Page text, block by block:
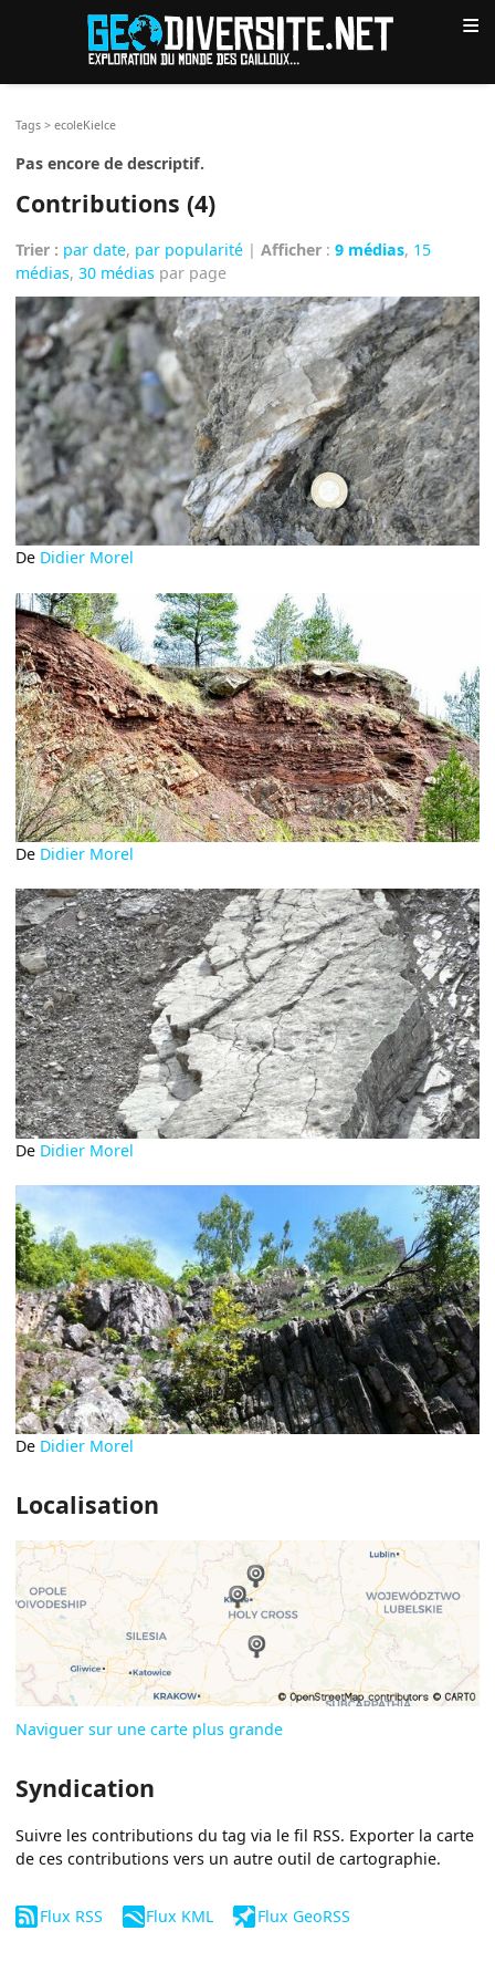
≡
Tags >ecoleKielce
Pas encore de descriptif.
Contributions (4)
Trier : par date, par popularité |Afficher :9 médias, 15
médias,30 médias par page
De Didier Morel
De Didier Morel
De Didier Morel
De Didier Morel
Localisation
Naviguer sur une carte plus grande
Syndication
Suivre les contributions du tag via le fil RSS. Exporter la carte
de ces contributions vers un autre outil de cartographie.
Flux RSS Flux KML Flux GeoRSS